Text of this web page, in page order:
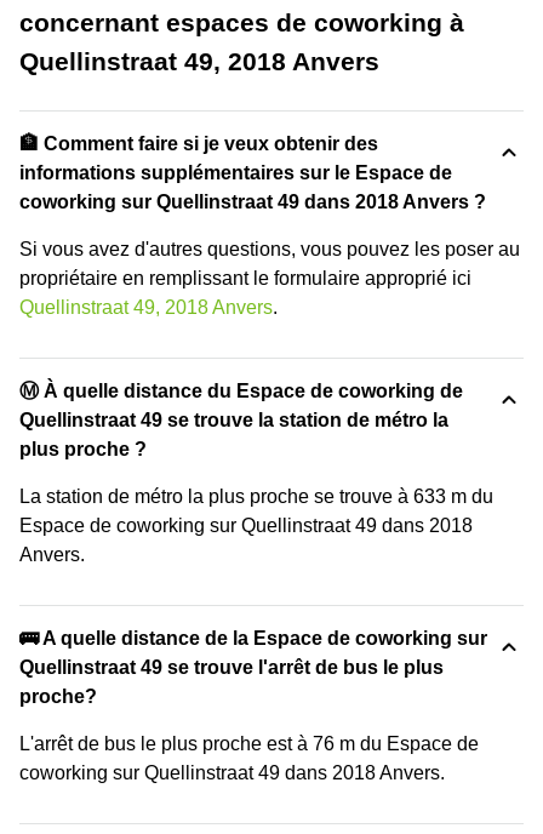
concernant espaces de coworking à
Quellinstraat 49, 2018 Anvers
🏦 Comment faire si je veux obtenir des
informations supplémentaires sur le Espace de
coworking sur Quellinstraat 49 dans 2018 Anvers ?
Si vous avez d'autres questions, vous pouvez les poser au
propriétaire en remplissant le formulaire approprié ici
Quellinstraat 49, 2018 Anvers.
Ⓜ️ À quelle distance du Espace de coworking de
Quellinstraat 49 se trouve la station de métro la
plus proche ?
La station de métro la plus proche se trouve à 633 m du
Espace de coworking sur Quellinstraat 49 dans 2018
Anvers.
🚌 A quelle distance de la Espace de coworking sur
Quellinstraat 49 se trouve l'arrêt de bus le plus
proche?
L'arrêt de bus le plus proche est à 76 m du Espace de
coworking sur Quellinstraat 49 dans 2018 Anvers.